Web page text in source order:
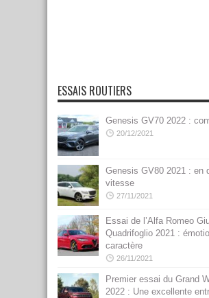
ESSAIS ROUTIERS
Genesis GV70 2022 :
20/12/2021
Genesis GV80 2021 : en
vitesse
27/11/2021
Essai de l’Alfa Romeo
Quadrifoglio 2021 :
caractère
26/11/2021
Premier essai du Grand
2022 : Une excellente